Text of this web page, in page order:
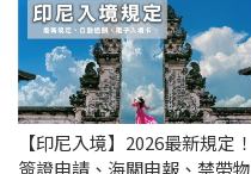
【印尼入境】2026最新規定！
簽證申請、海關申報、禁帶物